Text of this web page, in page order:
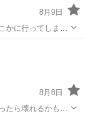
8月9日
8月8日